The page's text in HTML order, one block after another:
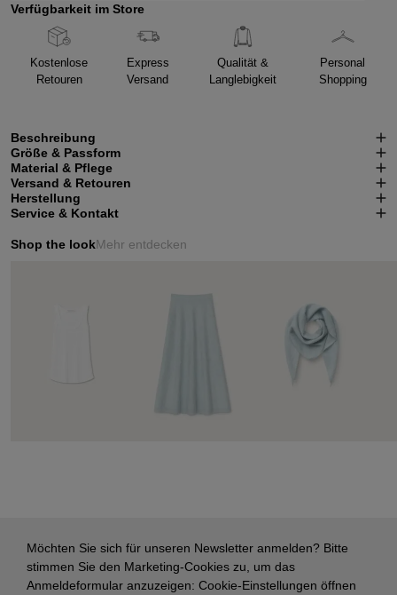
Verfügbarkeit im Store
Kostenlose
Retouren
Express
Versand
Qualität &
Langlebigkeit
Personal
Shopping
Beschreibung
Größe & Passform
Material & Pflege
Versand & Retouren
Herstellung
Service & Kontakt
Shop the lookMehr entdecken
Möchten Sie sich für unseren Newsletter anmelden? Bitte
stimmen Sie den Marketing-Cookies zu, um das
Anmeldeformular anzuzeigen: Cookie-Einstellungen öffnen